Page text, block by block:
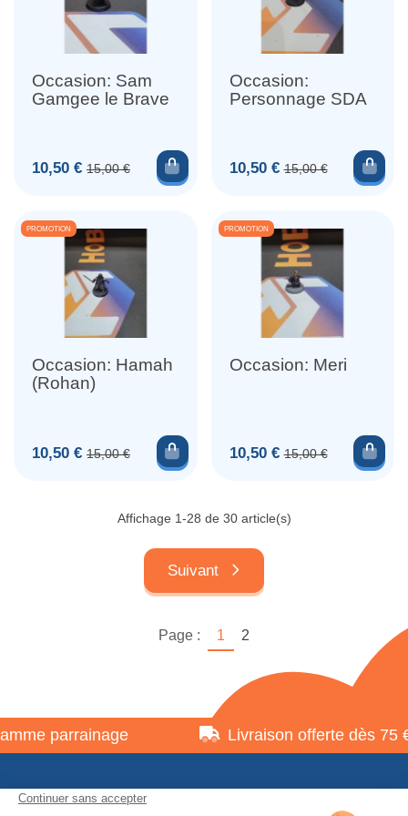
Occasion: Sam
Gamgee le Brave
Prix
10,50 € Prix de base
15,00 € Ajouter au panier
Occasion:
Personnage SDA
Prix
10,50 €Prix de base
15,00 €
Occasion: Hamah
(Rohan)
Prix
10,50 € Prix de base
15,00 €
PROMOTION
Ajouter au panier
Occasion: Meri
Prix
10,50 €Prix de base
15,00 €
PROMOTION
Affichage 1-28 de 30 article(s)
Suivant
Page : 1 2
parrainage Livraison offerte dès 75 €